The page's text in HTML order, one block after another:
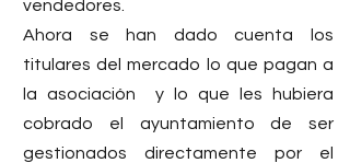
vendedores.
Ahora se han dado cuenta los
titulares del mercado lo que pagan a
la asociación  y lo que les hubiera
cobrado el ayuntamiento de ser
gestionados directamente por el